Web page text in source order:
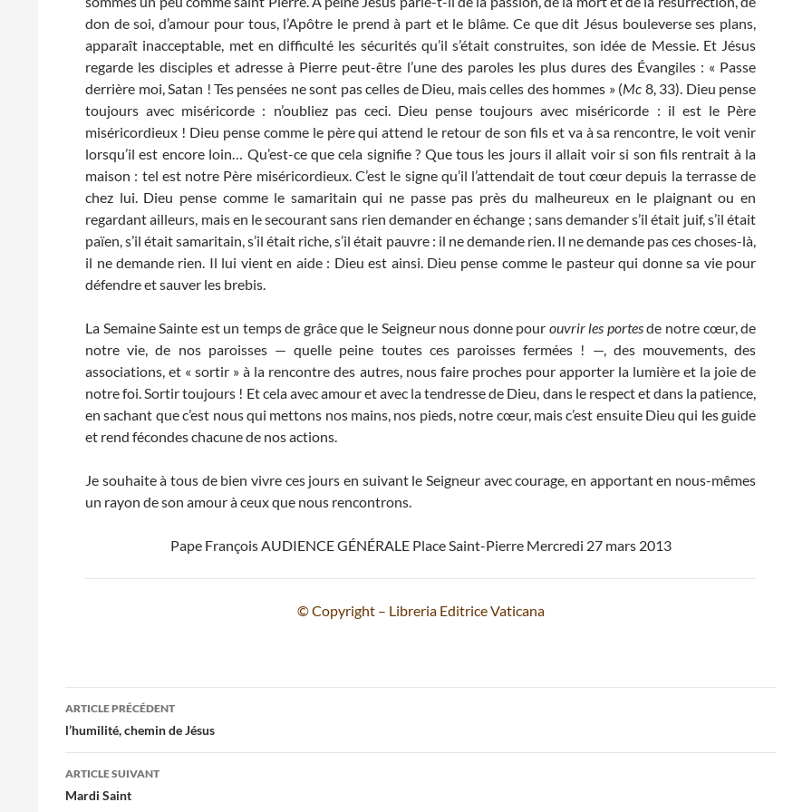
don de soi, d’amour pour tous, l’Apôtre le prend à part et le blâme. Ce que dit Jésus bouleverse ses plans,
apparaît inacceptable, met en difficulté les sécurités qu’il s’était construites, son idée de Messie. Et Jésus
regarde les disciples et adresse à Pierre peut-être l’une des paroles les plus dures des Évangiles : « Passe
derrière moi, Satan ! Tes pensées ne sont pas celles de Dieu, mais celles des hommes » (Mc 8, 33). Dieu pense
toujours avec miséricorde : n’oubliez pas ceci. Dieu pense toujours avec miséricorde : il est le Père
miséricordieux ! Dieu pense comme le père qui attend le retour de son fils et va à sa rencontre, le voit venir
lorsqu’il est encore loin… Qu’est-ce que cela signifie ? Que tous les jours il allait voir si son fils rentrait à la
maison : tel est notre Père miséricordieux. C’est le signe qu’il l’attendait de tout cœur depuis la terrasse de
chez lui. Dieu pense comme le samaritain qui ne passe pas près du malheureux en le plaignant ou en
regardant ailleurs, mais en le secourant sans rien demander en échange ; sans demander s’il était juif, s’il était
païen, s’il était samaritain, s’il était riche, s’il était pauvre : il ne demande rien. Il ne demande pas ces choses-là,
il ne demande rien. Il lui vient en aide : Dieu est ainsi. Dieu pense comme le pasteur qui donne sa vie pour
défendre et sauver les brebis.
La Semaine Sainte est un temps de grâce que le Seigneur nous donne pour ouvrir les portesde notre cœur, de
notre vie, de nos paroisses — quelle peine toutes ces paroisses fermées ! —, des mouvements, des
associations, et « sortir » à la rencontre des autres, nous faire proches pour apporter la lumière et la joie de
notre foi. Sortir toujours ! Et cela avec amour et avec la tendresse de Dieu, dans le respect et dans la patience,
en sachant que c’est nous qui mettons nos mains, nos pieds, notre cœur, mais c’est ensuite Dieu qui les guide
et rend fécondes chacune de nos actions.
Je souhaite à tous de bien vivre ces jours en suivant le Seigneur avec courage, en apportant en nous-mêmes
un rayon de son amour à ceux que nous rencontrons.
Pape François AUDIENCE GÉNÉRALE Place Saint-Pierre Mercredi 27 mars 2013
© Copyright – Libreria Editrice Vaticana
Navigation
des
articles
ARTICLE PRÉCÉDENT
l’humilité, chemin de Jésus
ARTICLE SUIVANT
Mardi Saint